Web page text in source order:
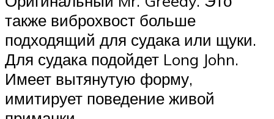
также виброхвост больше
подходящий для судака или щуки.
Для судака подойдет Long John.
Имеет вытянутую форму,
имитирует поведение живой